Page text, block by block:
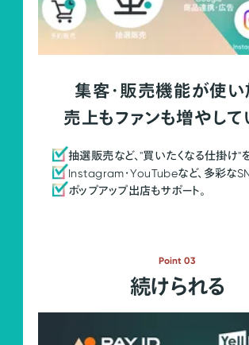
集客・販売機能が使
売上もファンも増やして
抽選販売など、"買いたくなる仕掛け"
Instagram・YouTubeなど、多彩な
ポップアップ出店もサポート。
Point 03
続けられる